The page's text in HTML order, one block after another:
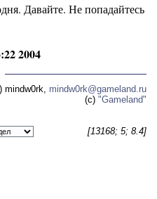
Давайте. Не попадайтесь
2004
mindw0rk, mindw0rk@gameland.ru
(c) "Gameland"
[13168; 5; 8.4]